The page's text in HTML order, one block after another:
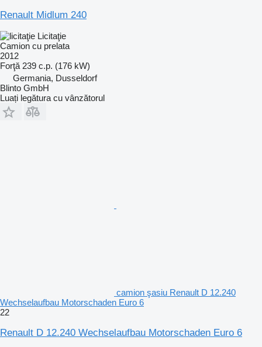
Renault Midlum 240
Licitaţie
Camion cu prelata
2012
Forţă 239 c.p. (176 kW)
Germania, Dusseldorf
Blinto GmbH
Luați legătura cu vânzătorul
camion şasiu Renault D 12.240
Wechselaufbau Motorschaden Euro 6
22
Renault D 12.240 Wechselaufbau Motorschaden Euro 6